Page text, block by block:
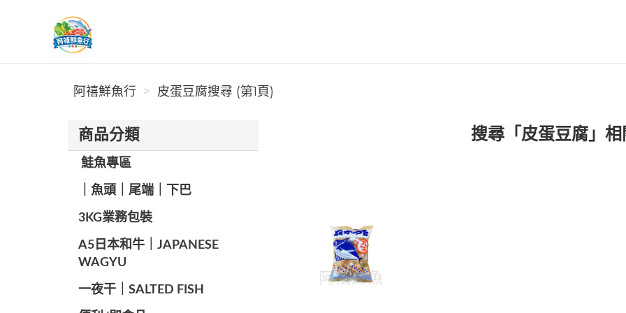
阿禧鮮魚行
阿禧鮮魚行 皮蛋豆腐搜尋 (第1頁)
商品分類
️ 鮭魚專區
️｜魚頭｜尾端｜下巴
️3KG業務包裝
A5日本和牛｜JAPANESE
WAGYU
️一夜干｜SALTED FISH
搜尋「皮蛋豆腐」相